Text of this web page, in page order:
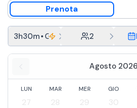
Prenota
3h30m• Gozzo Zaffiro2
Agosto 2026
LUN MAR MER GIO
27 28 29 30